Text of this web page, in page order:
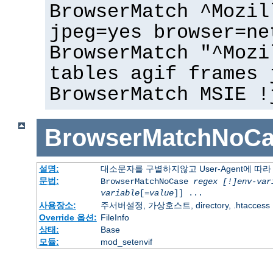
BrowserMatch
jpeg=yes
BrowserMatch
tables agif frames
BrowserMatch
설명:
대소문자를 구별하지않고 User-Agent에 따
문법:
BrowserMatchNoCase regex [!]env-
variable[=value]] ...
사용장소:
주서버설정, 가상호스트, directory, .htaccess
Override 옵션: FileInfo
상태:
Base
모듈:
mod_setenvif